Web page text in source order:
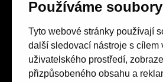
Používáme
Tyto webové stránky používají
další sledovací nástroje s cílem
uživatelského prostředí,
přizpůsobeného obsahu a
Obchodní